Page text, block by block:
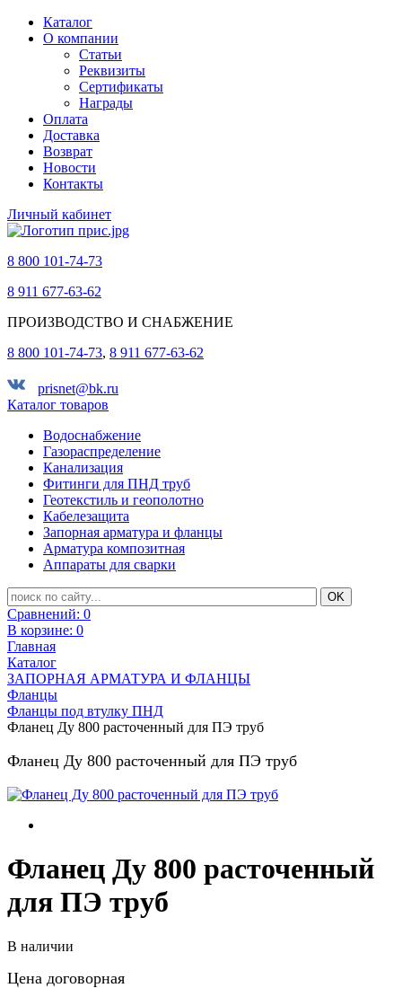
Каталог
О компании
Статьи
Реквизиты
Сертификаты
Награды
Оплата
Доставка
Возврат
Новости
Контакты
Личный кабинет
8 800 101-74-73
8 911 677-63-62
ПРОИЗВОДСТВО И СНАБЖЕНИЕ
8 800 101-74-73, 8 911 677-63-62
prisnet@bk.ru
Каталог товаров
Водоснабжение
Газораспределение
Канализация
Фитинги для ПНД труб
Геотекстиль и геополотно
Кабелезащита
Запорная арматура и фланцы
Арматура композитная
Аппараты для сварки
Сравнений: 0
В корзине: 0
Главная
Каталог
ЗАПОРНАЯ АРМАТУРА И ФЛАНЦЫ
Фланцы
Фланцы под втулку ПНД
Фланец Ду 800 расточенный для ПЭ труб
Фланец Ду 800 расточенный для ПЭ труб
Фланец Ду 800 расточенный
для ПЭ труб
В наличии
Цена договорная